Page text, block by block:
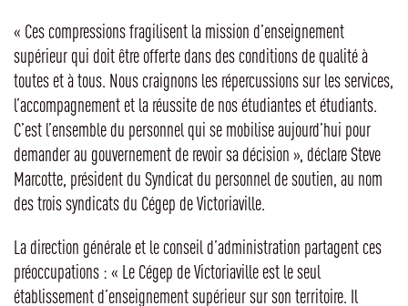
« Ces compressions fragilisent la mission d’enseignement
supérieur qui doit être offerte dans des conditions de qualité à
toutes et à tous. Nous craignons les répercussions sur les services,
l’accompagnement et la réussite de nos étudiantes et étudiants.
C’est l’ensemble du personnel qui se mobilise aujourd’hui pour
demander au gouvernement de revoir sa décision », déclare Steve
Marcotte, président du Syndicat du personnel de soutien, au nom
des trois syndicats du Cégep de Victoriaville.
La direction générale et le conseil d’administration partagent ces
préoccupations : « Le Cégep de Victoriaville est le seul
établissement d’enseignement supérieur sur son territoire. Il